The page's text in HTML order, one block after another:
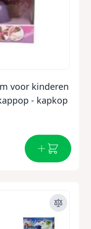
voor kinderen
- kapkop